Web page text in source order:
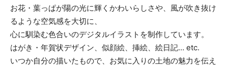
お花・葉っぱが陽の光に輝くかわいらしさや、風が吹き抜け
るような空気感を大切に、
心に馴染む色合いのデジタルイラストを制作しています。
はがき・年賀状デザイン、似顔絵、挿絵、絵日記… etc.
いつか自分の描いたもので、お気に入りの土地の魅力を伝え